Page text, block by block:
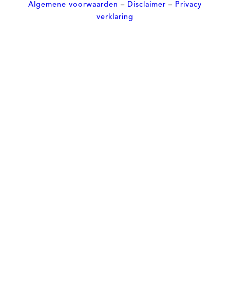
Algemene voorwaarden – Disclaimer – Privacy
verklaring